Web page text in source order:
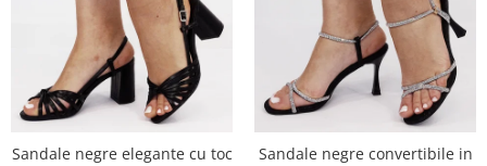
Sandale negre elegante cu toc
Sandale negre convertibile in